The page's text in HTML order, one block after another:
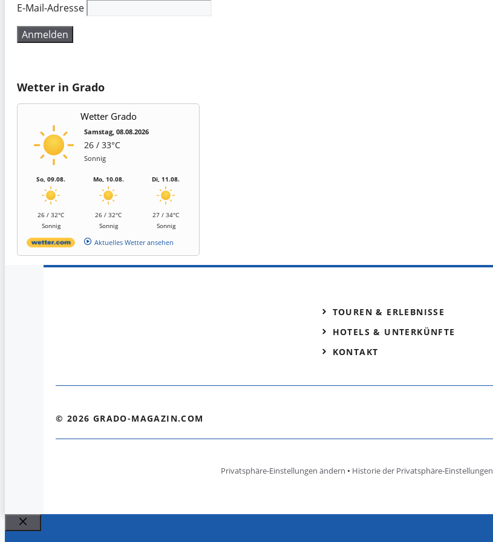
E-Mail-Adresse
Wetter in Grado
Wetter Grado
Samstag, 08.08.2026
26 / 33°C
Sonnig
So, 09.08.
26 / 32°C
Sonnig
Mo, 10.08.
26 / 32°C
Sonnig
Di, 11.08.
27 / 34°C
Sonnig
Aktuelles Wetter ansehen
TOUREN & ERLEBNISSE
HOTELS & UNTERKÜNFTE
KONTAKT
© 2026 GRADO-MAGAZIN.COM
Privatsphäre-Einstellungen ändern • Historie der Privatsphäre-Einstellungen
Schließen